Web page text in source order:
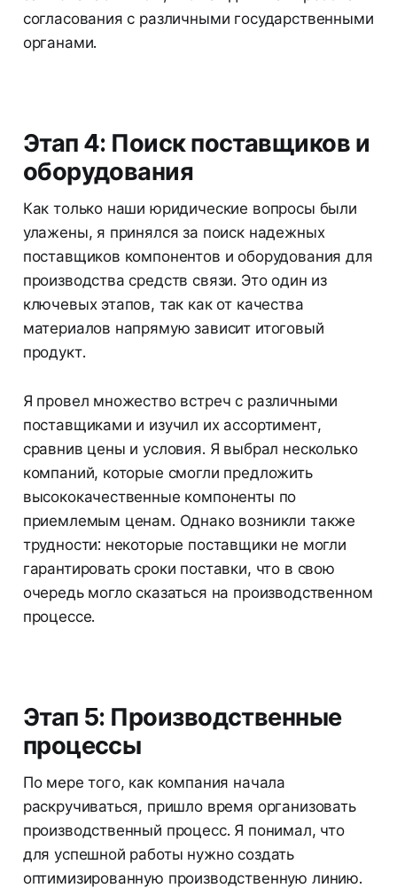
согласования с различными государственными
органами.
Этап 4: Поиск поставщиков и
оборудования
Как только наши юридические вопросы были
улажены, я принялся за поиск надежных
поставщиков компонентов и оборудования для
производства средств связи. Это один из
ключевых этапов, так как от качества
материалов напрямую зависит итоговый
продукт.
Я провел множество встреч с различными
поставщиками и изучил их ассортимент,
сравнив цены и условия. Я выбрал несколько
компаний, которые смогли предложить
высококачественные компоненты по
приемлемым ценам. Однако возникли также
трудности: некоторые поставщики не могли
гарантировать сроки поставки, что в свою
очередь могло сказаться на производственном
процессе.
Этап 5: Производственные
процессы
По мере того, как компания начала
раскручиваться, пришло время организовать
производственный процесс. Я понимал, что
для успешной работы нужно создать
оптимизированную производственную линию.